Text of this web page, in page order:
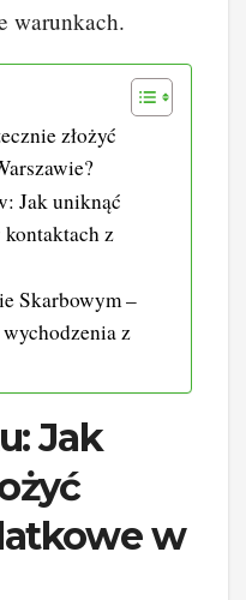
warunkach.
złożyć
Jak uniknąć
kontaktach z
Skarbowym –
z
Jak
w